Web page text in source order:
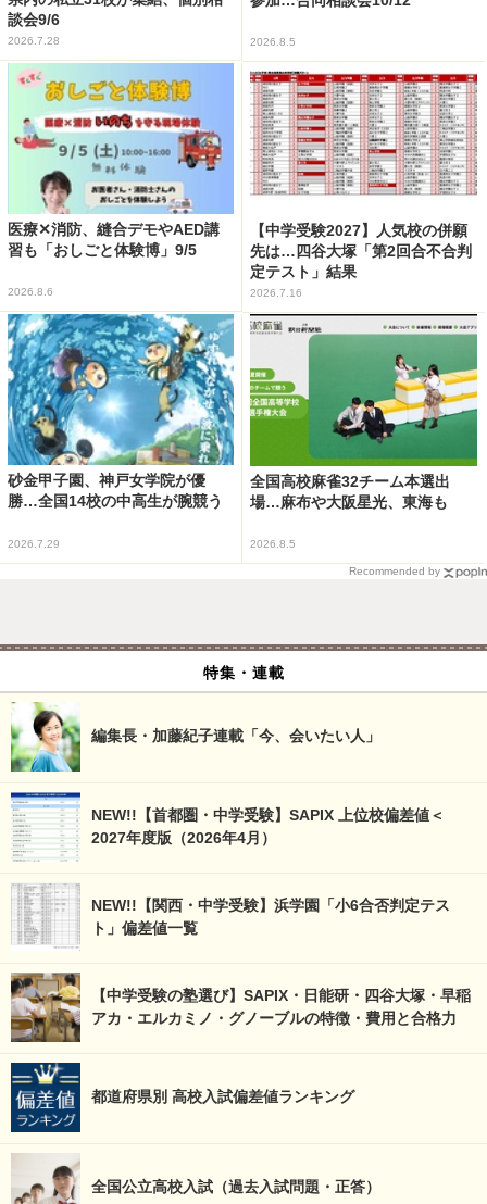
談会9/6
2026.7.28 2026.8.5
医療✕消防、縫合デモやAED講
習も「おしごと体験博」9/5
2026.8.6
【中学受験2027】人気校の併願
先は…四谷大塚「第2回合不合判
定テスト」結果
2026.7.16
砂金甲子園、神戸女学院が優
勝…全国14校の中高生が腕競う
2026.7.29
全国高校麻雀32チーム本選出
場…麻布や大阪星光、東海も
2026.8.5
Recommended by
特集・連載
編集長・加藤紀子連載「今、会いたい人」
NEW!!【首都圏・中学受験】SAPIX 上位校偏差値＜
2027年度版（2026年4月）
NEW!!【関西・中学受験】浜学園「小6合否判定テス
ト」偏差値一覧
【中学受験の塾選び】SAPIX・日能研・四谷大塚・早稲
アカ・エルカミノ・グノーブルの特徴・費用と合格力
都道府県別 高校入試偏差値ランキング
全国公立高校入試（過去入試問題・正答）